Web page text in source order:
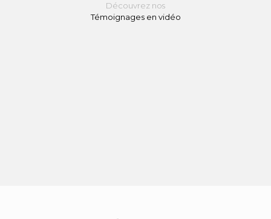
Découvrez nos
Témoignages en vidéo